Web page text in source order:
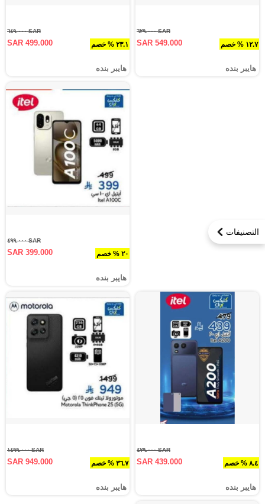
التصنيفات
١٢.٧ % خصم
SAR ٦٢٩.٠٠٠
SAR 549.000
هايبر بنده
٢٣.١ % خصم
SAR ٦٤٩.٠٠٠
SAR 499.000
هايبر بنده
٢٠ % خصم
SAR ٤٩٩.٠٠٠
SAR 399.000
هايبر بنده
٨.٤ % خصم
SAR ٤٧٩.٠٠٠
SAR 439.000
هايبر بنده
٣٦.٧ % خصم
SAR ١٤٩٩.٠٠٠
SAR 949.000
هايبر بنده